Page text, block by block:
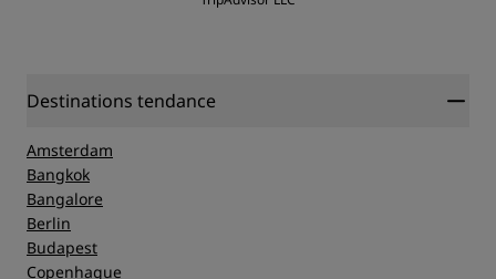
Propreté
Service
Destinations tendance
Amsterdam
Bangkok
Bangalore
Berlin
Budapest
Copenhague